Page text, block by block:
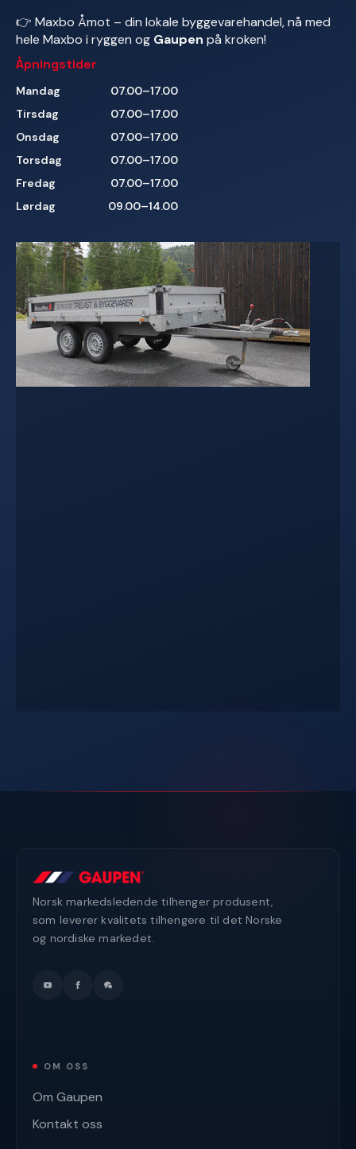
👉 Maxbo Åmot – din lokale byggevarehandel, nå med
hele Maxbo i ryggen og Gaupen på kroken!
Åpningstider
Mandag
07.00–17.00
Tirsdag
07.00–17.00
Onsdag
07.00–17.00
Torsdag
07.00–17.00
Fredag
07.00–17.00
Lørdag
09.00–14.00
Norsk markedsledende tilhenger produsent,
som leverer kvalitets tilhengere til det Norske
og nordiske markedet.
OM OSS
Om Gaupen
Kontakt oss